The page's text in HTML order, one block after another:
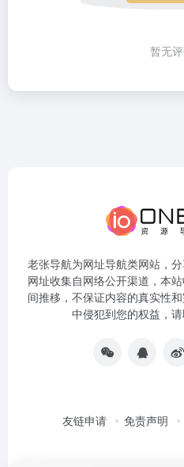
暂无
老张导航为网址导航类网站，
网址收集自网络公开渠道，本
间推移，不保证内容的真实性
中侵犯到您的权益，请
友链申请 免责声明